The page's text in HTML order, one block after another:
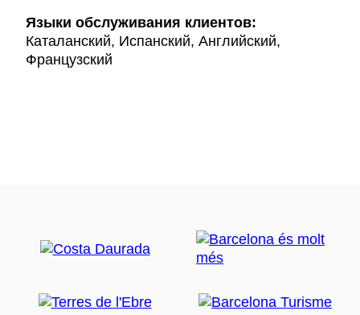
Языки обслуживания клиентов:
Каталанский, Испанский, Английский,
Французский